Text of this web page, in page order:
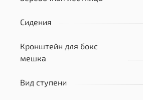
Сидения
Кронштейн для бокс
мешка
Вид ступени